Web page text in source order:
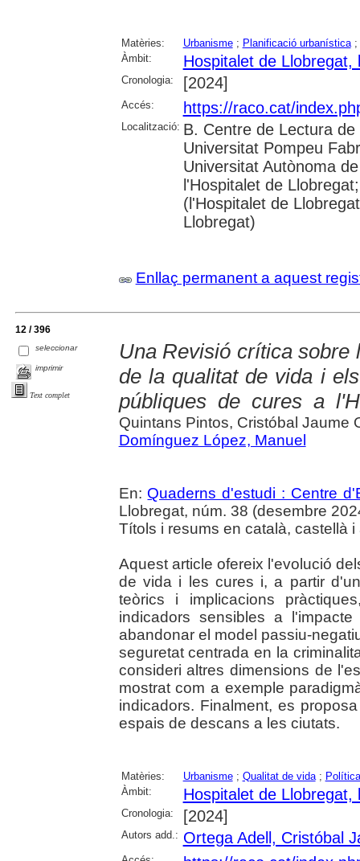
Matèries: Urbanisme; Planificació urbanística;
Àmbit:
Hospitalet de Llobregat,
Cronologia: [2024]
Accés: https://raco.cat/
Localització: B. Centre de Lectura
Universitat Pompeu
Universitat Autònoma
l'Hospitalet de
(l'Hospitalet de
Llobregat)
Enllaç permanent a aquest
12 / 396
seleccionar
imprimir
Text complet
Una Revisió crítica sobre
de la qualitat de vida i
públiques de cures a
Quintans Pintos, Cristóbal Jaume
Domínguez López, Manuel
En: Quaderns d'estudi : Centre
Llobregat, núm. 38 (desembre
Títols i resums en català, castellà i
Aquest article ofereix l'evolució
de vida i les cures i, a partir
teòrics i implicacions
indicadors sensibles a
abandonar el model passiu-
seguretat centrada en la
consideri altres dimensions de
mostrat com a exemple
indicadors. Finalment, es
espais de descans a les ciutats.
Matèries: Urbanisme; Qualitat de vida;
Àmbit:
Hospitalet de Llobregat,
Cronologia: [2024]
Autors add.: Ortega Adell, Cristóbal